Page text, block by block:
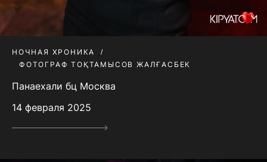
НОЧНАЯ ХРОНИКА
ФОТОГРАФ ТОҚТАМЫСОВ ЖАЛҒАСБЕК
Панаехали бц Москва
14 февраля 2025